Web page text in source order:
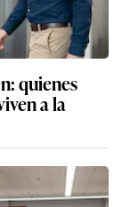
quienes
a la